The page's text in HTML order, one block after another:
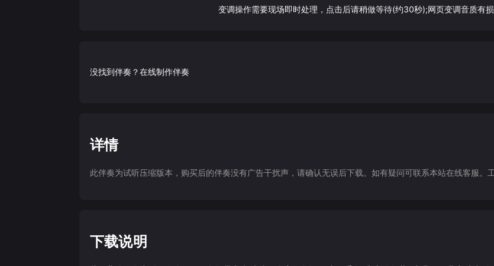
变调操作需要现场即时处理，点击后请稍做等待(约30秒);网页变调音质有
没找到伴奏？在线制作伴奏
详情
此伴奏为试听压缩版本，购买后的伴奏没有广告干扰声，请确认无误后下载。如有疑问可联系本站在线客服
下载说明